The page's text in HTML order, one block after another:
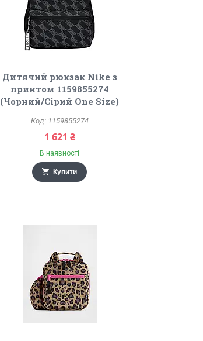
Дитячий рюкзак Nike з
принтом 1159855274
(Чорний/Сірий One Size)
1159855274
1 621 ₴
В наявності
Купити